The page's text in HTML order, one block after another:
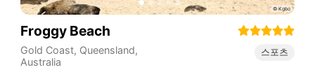
Froggy Beach
Gold Coast, Queensland,
Australia
스포츠